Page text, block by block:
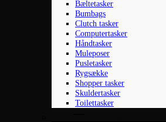
Bæltetasker
Bumbags
Clutch tasker
Computertasker
Håndtasker
Muleposer
Pusletasker
Rygsække
Shopper tasker
Skuldertasker
Toilettasker